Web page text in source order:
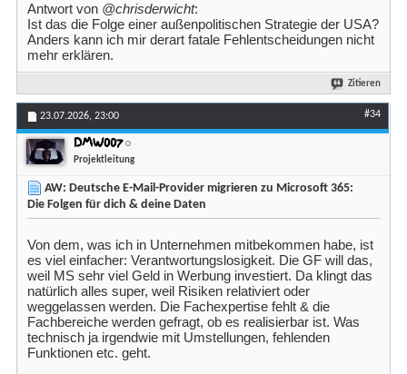
Antwort von @chrisderwicht:
Ist das die Folge einer außenpolitischen Strategie der USA?
Anders kann ich mir derart fatale Fehlentscheidungen nicht
mehr erklären.
Zitieren
23.07.2026, 23:00 #34
DMW007
Projektleitung
AW: Deutsche E-Mail-Provider migrieren zu Microsoft 365:
Die Folgen für dich & deine Daten
Von dem, was ich in Unternehmen mitbekommen habe, ist
es viel einfacher: Verantwortungslosigkeit. Die GF will das,
weil MS sehr viel Geld in Werbung investiert. Da klingt das
natürlich alles super, weil Risiken relativiert oder
weggelassen werden. Die Fachexpertise fehlt & die
Fachbereiche werden gefragt, ob es realisierbar ist. Was
technisch ja irgendwie mit Umstellungen, fehlenden
Funktionen etc. geht.